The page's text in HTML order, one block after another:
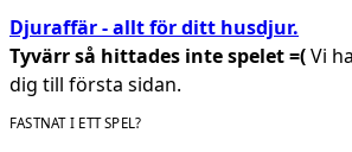
Djuraffär - allt för ditt husdjur.
Tyvärr så hittades inte spelet =(Vi
dig till första sidan.
FASTNAT I ETT SPEL?